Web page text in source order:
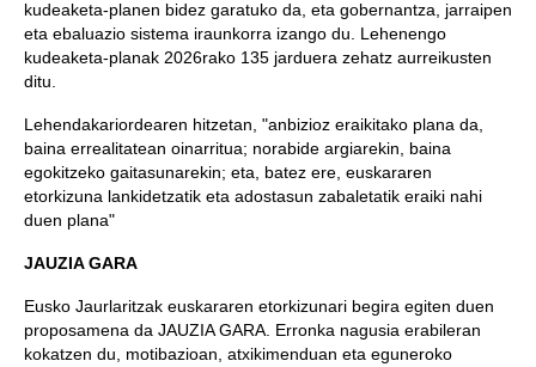
kudeaketa-planen bidez garatuko da, eta gobernantza, jarraipen
eta ebaluazio sistema iraunkorra izango du. Lehenengo
kudeaketa-planak 2026rako 135 jarduera zehatz aurreikusten
ditu.
Lehendakariordearen hitzetan, "anbizioz eraikitako plana da,
baina errealitatean oinarritua; norabide argiarekin, baina
egokitzeko gaitasunarekin; eta, batez ere, euskararen
etorkizuna lankidetzatik eta adostasun zabaletatik eraiki nahi
duen plana"
JAUZIA GARA
Eusko Jaurlaritzak euskararen etorkizunari begira egiten duen
proposamena da JAUZIA GARA. Erronka nagusia erabileran
kokatzen du, motibazioan, atxikimenduan eta eguneroko